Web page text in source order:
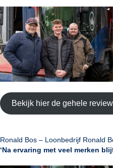
Bekijk hier de gehele review
Ronald Bos – Loonbedrijf Ronald
‘Na ervaring met veel merken